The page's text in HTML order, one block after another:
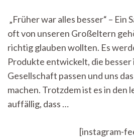
die
junge
„Früher war alles besser“ – Ein
oft von unseren Großeltern
richtig glauben wollten. Es
Produkte entwickelt, die besser
Gesellschaft passen und uns
machen. Trotzdem ist es in den
auffällig, dass …
[instagram-